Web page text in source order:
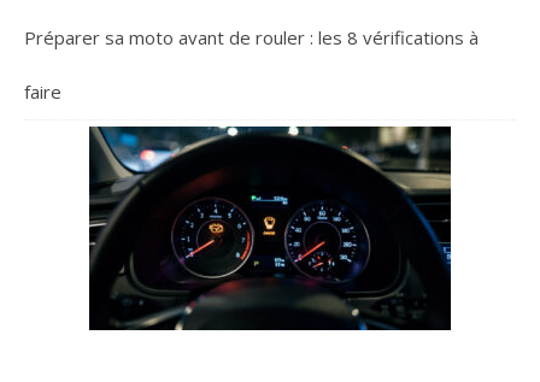
Préparer sa moto avant de rouler : les 8 vérifications à
faire